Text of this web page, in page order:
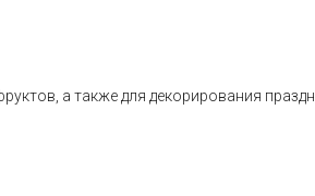
а также для декорирования